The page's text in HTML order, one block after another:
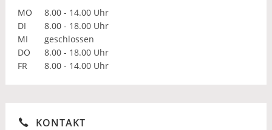
MO
8.00 - 14.00 Uhr
DI
8.00 - 18.00 Uhr
MI
geschlossen
DO
8.00 - 18.00 Uhr
FR
8.00 - 14.00 Uhr
KONTAKT